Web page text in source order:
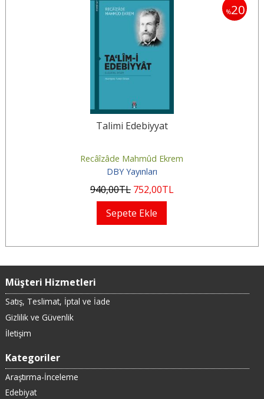
%20
Talimi Edebiyyat
Recâîzâde Mahmûd Ekrem
DBY Yayınları
940,00TL 752,00TL
Sepete Ekle
Müşteri Hizmetleri
Satış, Teslimat, İptal ve İade
Gizlilik ve Güvenlik
İletişim
Kategoriler
Araştırma-İnceleme
Edebiyat